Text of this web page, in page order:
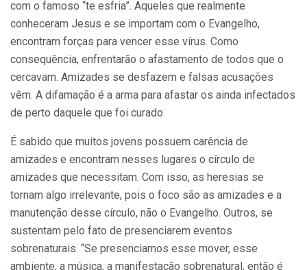
com o famoso “te esfria”. Aqueles que realmente
conheceram Jesus e se importam com o Evangelho,
encontram forças para vencer esse vírus. Como
consequência, enfrentarão o afastamento de todos que o
cercavam. Amizades se desfazem e falsas acusações
vêm. A difamação é a arma para afastar os ainda infectados
de perto daquele que foi curado.
É sabido que muitos jovens possuem carência de
amizades e encontram nesses lugares o círculo de
amizades que necessitam. Com isso, as heresias se
tornam algo irrelevante, pois o foco são as amizades e a
manutenção desse círculo, não o Evangelho. Outros, se
sustentam pelo fato de presenciarem eventos
sobrenaturais. “Se presenciamos esse mover, esse
ambiente, a música, a manifestação sobrenatural, então é